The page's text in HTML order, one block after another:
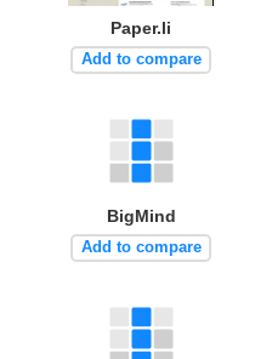
Paper.li
Add to compare
BigMind
Add to compare